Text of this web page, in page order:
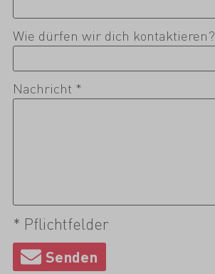
Wie dürfen wir dich kontaktieren?
Nachricht *
* Pflichtfelder